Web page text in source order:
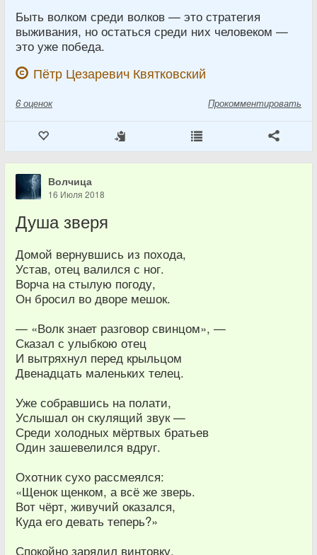
Быть волком среди волков — это стратегия
выживания, но остаться среди них человеком —
это уже победа.
Пётр Цезаревич Квятковский
6 оценок Прокомментировать
Волчица
16 Июля 2018
Душа зверя
Домой вернувшись из похода,
Устав, отец валился с ног.
Ворча на стылую погоду,
Он бросил во дворе мешок.
— «Волк знает разговор свинцом», —
Сказал с улыбкою отец
И вытряхнул перед крыльцом
Двенадцать маленьких телец.
Уже собравшись на полати,
Услышал он скулящий звук —
Среди холодных мёртвых братьев
Один зашевелился вдруг.
Охотник сухо рассмеялся:
«Щенок щенком, а всё же зверь.
Вот чёрт, живучий оказался,
Куда его девать теперь?»
Спокойно зарядил винтовку,